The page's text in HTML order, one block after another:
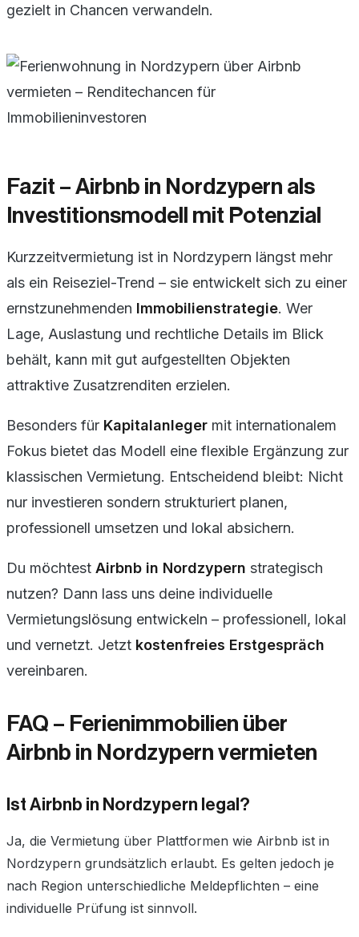
gezielt in Chancen verwandeln.
Fazit – Airbnb in Nordzypern als
Investitionsmodell mit Potenzial
Kurzzeitvermietung ist in Nordzypern längst mehr
als ein Reiseziel-Trend – sie entwickelt sich zu einer
ernstzunehmenden Immobilienstrategie. Wer
Lage, Auslastung und rechtliche Details im Blick
behält, kann mit gut aufgestellten Objekten
attraktive Zusatzrenditen erzielen.
Besonders für Kapitalanleger mit internationalem
Fokus bietet das Modell eine flexible Ergänzung zur
klassischen Vermietung. Entscheidend bleibt: Nicht
nur investieren sondern strukturiert planen,
professionell umsetzen und lokal absichern.
Du möchtest Airbnb in Nordzypern strategisch
nutzen? Dann lass uns deine individuelle
Vermietungslösung entwickeln – professionell, lokal
und vernetzt. Jetzt kostenfreies Erstgespräch
vereinbaren.
FAQ – Ferienimmobilien über
Airbnb in Nordzypern vermieten
Ist Airbnb in Nordzypern legal?
Ja, die Vermietung über Plattformen wie Airbnb ist in
Nordzypern grundsätzlich erlaubt. Es gelten jedoch je
nach Region unterschiedliche Meldepflichten – eine
individuelle Prüfung ist sinnvoll.